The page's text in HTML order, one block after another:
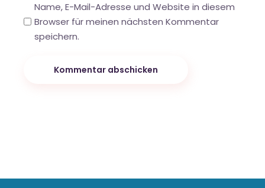
Name, E-Mail-Adresse und Website in diesem
Browser für meinen nächsten Kommentar
speichern.
Kommentar abschicken